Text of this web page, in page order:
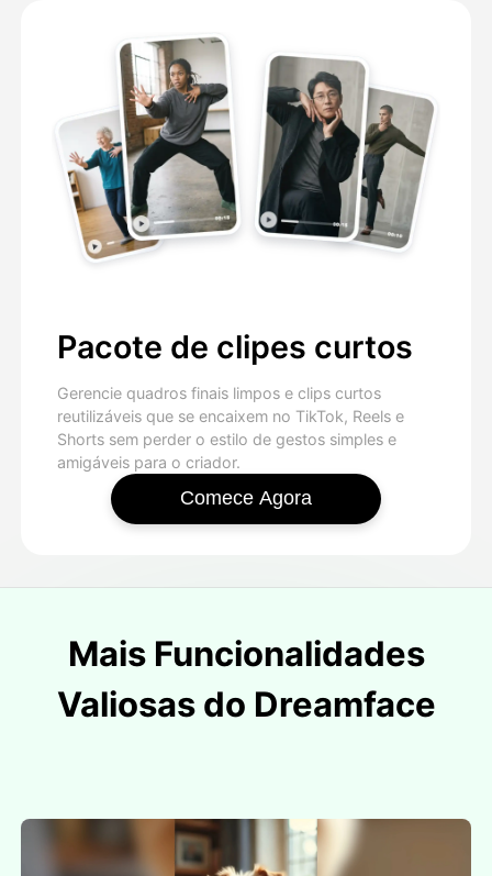
Pacote de clipes curtos
Gerencie quadros finais limpos e clips curtos
reutilizáveis que se encaixem no TikTok, Reels e
Shorts sem perder o estilo de gestos simples e
amigáveis para o criador.
Comece Agora
Mais Funcionalidades
Valiosas do Dreamface